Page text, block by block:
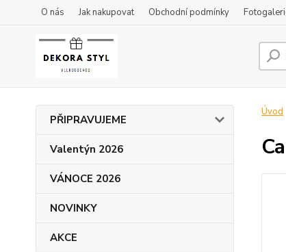
O nás Jak nakupovat Obchodní podmínky
PŘIPRAVUJEME
Valentýn 2026
VÁNOCE 2026
NOVINKY
AKCE
Úvod